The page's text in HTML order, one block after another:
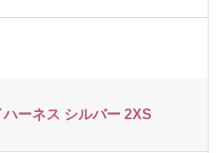
ーネス シルバー 2XS